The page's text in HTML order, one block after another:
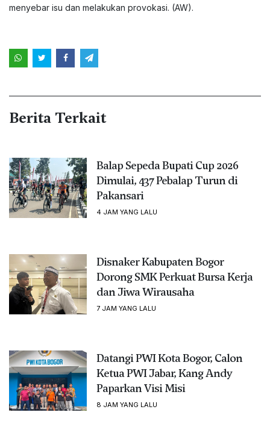
menyebar isu dan melakukan provokasi. (AW).
Berita Terkait
Balap Sepeda Bupati Cup 2026
Dimulai, 437 Pebalap Turun di
Pakansari
4 JAM YANG LALU
Disnaker Kabupaten Bogor
Dorong SMK Perkuat Bursa Kerja
dan Jiwa Wirausaha
7 JAM YANG LALU
Datangi PWI Kota Bogor, Calon
Ketua PWI Jabar, Kang Andy
Paparkan Visi Misi
8 JAM YANG LALU